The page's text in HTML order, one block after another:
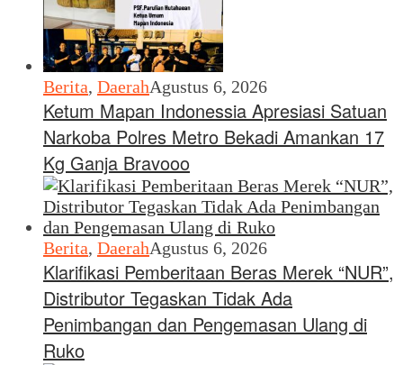
Berita, DaerahAgustus 6, 2026
Ketum Mapan Indonessia Apresiasi Satuan
Narkoba Polres Metro Bekadi Amankan 17
Kg Ganja Bravooo
Berita, DaerahAgustus 6, 2026
Klarifikasi Pemberitaan Beras Merek “NUR”,
Distributor Tegaskan Tidak Ada
Penimbangan dan Pengemasan Ulang di
Ruko